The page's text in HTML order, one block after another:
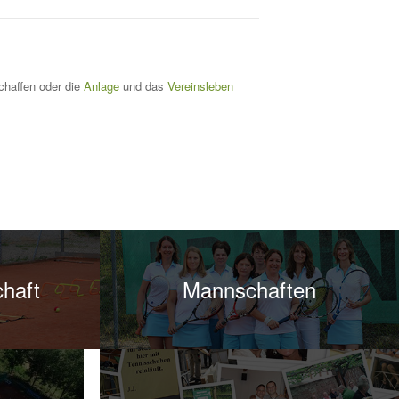
oder die Anlage und das Vereinsleben
Mannschaften